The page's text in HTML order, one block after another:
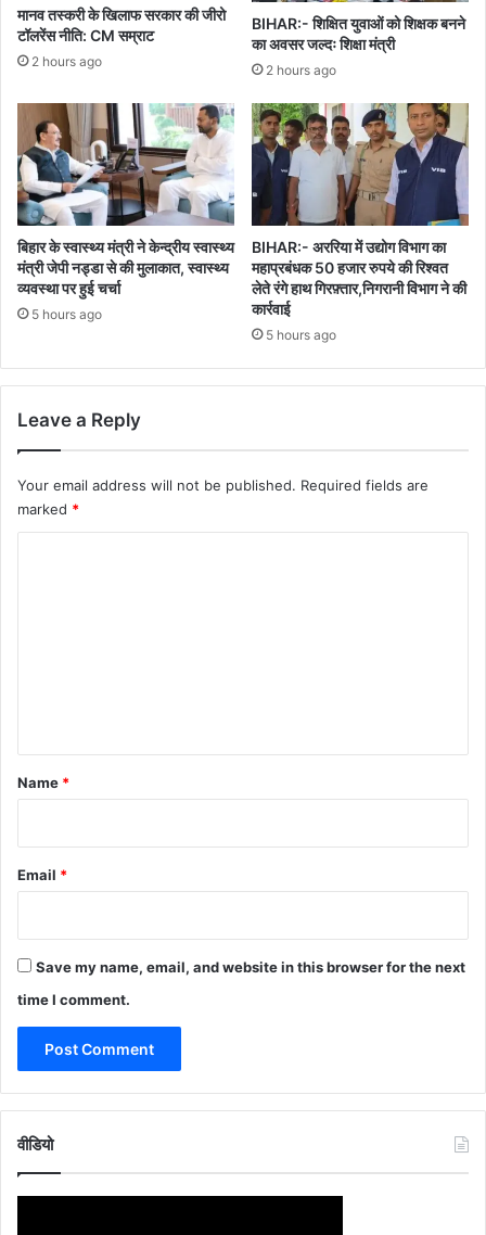
मानव तस्करी के खिलाफ सरकार की जीरो
टॉलरेंस नीति: CM सम्राट
2 hours ago
BIHAR:- शिक्षित युवाओं को शिक्षक बनने
का अवसर जल्दः शिक्षा मंत्री
2 hours ago
बिहार के स्वास्थ्य मंत्री ने केन्द्रीय स्वास्थ्य
मंत्री जेपी नड्डा से की मुलाकात, स्वास्थ्य
व्यवस्था पर हुई चर्चा
5 hours ago
BIHAR:- अररिया में उद्योग विभाग का
महाप्रबंधक 50 हजार रुपये की रिश्वत
लेते रंगे हाथ गिरफ़्तार,निगरानी विभाग ने की
कार्रवाई
5 hours ago
Leave a Reply
Your email address will not be published. Required fields are
marked *
*
Name *
Email *
Save my name, email, and website in this browser for the next
time I comment.
वीडियो